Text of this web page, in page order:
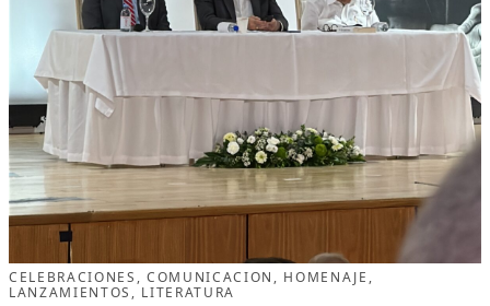
CELEBRACIONES , COMUNICACION , HOMENAJE
LANZAMIENTOS , LITERATURA